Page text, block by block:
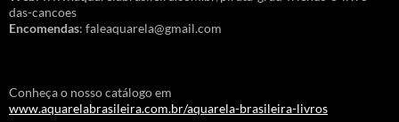
das-cancoes
Encomendas: faleaquarela@gmail.com
Conheça o nosso catálogo em
www.aquarelabrasileira.com.br/aquarela-brasileira-livros